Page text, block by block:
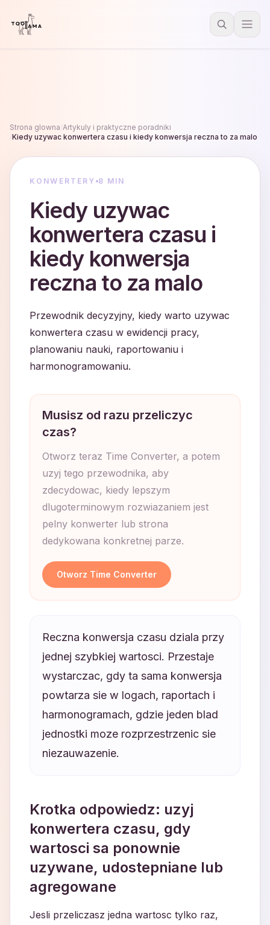
Strona glowna Artykuly i praktyczne poradniki
Kiedy uzywac konwertera czasu i kiedy konwersja reczna to za malo
KONWERTERY 8 MIN
Kiedy uzywac
konwertera czasu i
kiedy konwersja
reczna to za malo
Przewodnik decyzyjny, kiedy warto uzywac
konwertera czasu w ewidencji pracy,
planowaniu nauki, raportowaniu i
harmonogramowaniu.
Musisz od razu przeliczyc
czas?
Otworz teraz Time Converter, a potem
uzyj tego przewodnika, aby
zdecydowac, kiedy lepszym
dlugoterminowym rozwiazaniem jest
pelny konwerter lub strona
dedykowana konkretnej parze.
Otworz Time Converter
Reczna konwersja czasu dziala przy
jednej szybkiej wartosci. Przestaje
wystarczac, gdy ta sama konwersja
powtarza sie w logach, raportach i
harmonogramach, gdzie jeden blad
jednostki moze rozprzestrzenic sie
niezauwazenie.
Krotka odpowiedz: uzyj
konwertera czasu, gdy
wartosci sa ponownie
uzywane, udostepniane lub
agregowane
Jesli przeliczasz jedna wartosc tylko raz,